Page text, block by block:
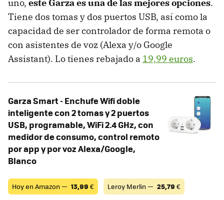
uno, este Garza es una de las mejores opciones.
Tiene dos tomas y dos puertos USB, así como la
capacidad de ser controlador de forma remota o
con asistentes de voz (Alexa y/o Google
Assistant). Lo tienes rebajado a 19,99 euros.
Garza Smart - Enchufe Wifi doble
inteligente con 2 tomas y 2 puertos
USB, programable, WiFi 2.4 GHz, con
medidor de consumo, control remoto
por app y por voz Alexa/Google,
Blanco
Hoy en Amazon — 13,99 € Leroy Merlin — 25,79 €